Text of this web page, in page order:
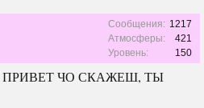
Сообщения: 1217
Атмосферы:
421
Уровень:
150
ЧО СКАЖЕШ, ТЫ